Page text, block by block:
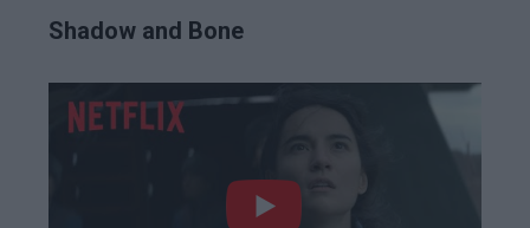
Shadow and Bone